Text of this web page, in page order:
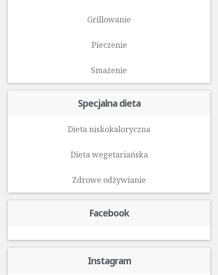
Grillowanie
Pieczenie
Smażenie
Specjalna dieta
Dieta niskokaloryczna
Dieta wegetariańska
Zdrowe odżywianie
Facebook
Instagram